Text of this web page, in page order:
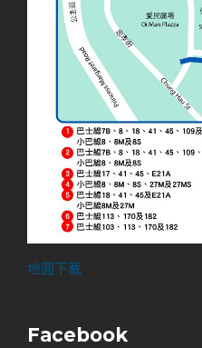
地圓下載
Facebook